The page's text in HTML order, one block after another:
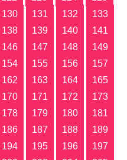
130 131 132
133
138 139 140
141
146 147 148
149
154 155 156
157
162 163 164
165
170 171 172
173
178 179 180
181
186 187 188
189
194 195 196
197